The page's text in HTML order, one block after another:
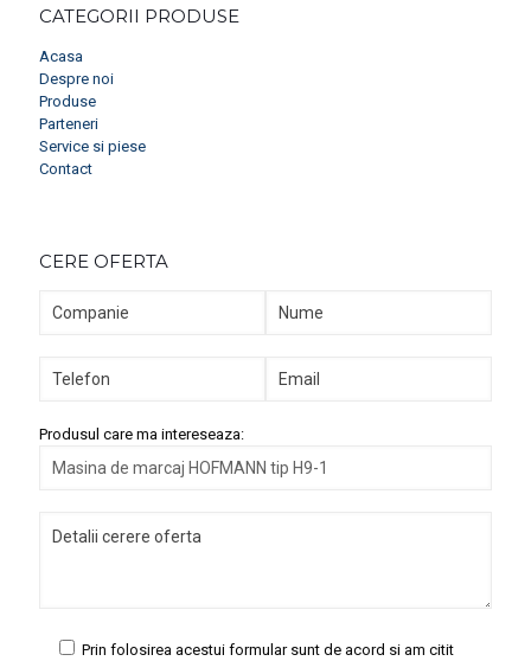
CATEGORII PRODUSE
Acasa
Despre noi
Produse
Parteneri
Service si piese
Contact
CERE OFERTA
Produsul care ma intereseaza:
Prin folosirea acestui formular sunt de acord si am citit